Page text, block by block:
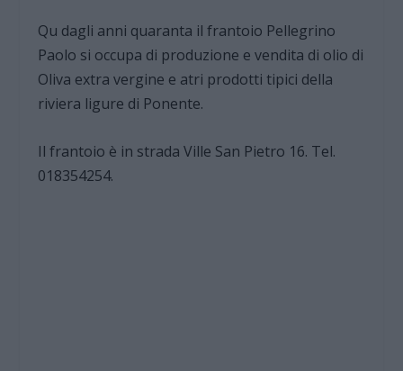
Qu dagli anni quaranta il frantoio Pellegrino
Paolo si occupa di produzione e vendita di olio di
Oliva extra vergine e atri prodotti tipici della
riviera ligure di Ponente.
Il frantoio è in strada Ville San Pietro 16. Tel.
018354254.